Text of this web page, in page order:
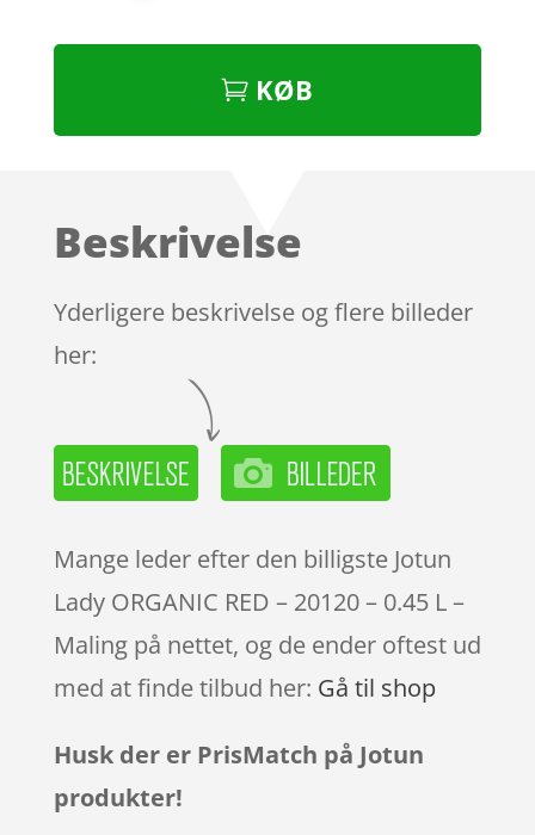
KØB
Beskrivelse
Yderligere beskrivelse og flere billeder
her:
Mange leder efter den billigste Jotun
Lady ORGANIC RED – 20120 – 0.45 L –
Maling på nettet, og de ender oftest ud
med at finde tilbud her: Gå til shop
Husk der er PrisMatch på Jotun
produkter!